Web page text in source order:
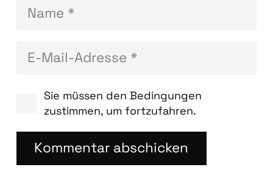
Sie müssen den Bedingungen
zustimmen, um fortzufahren.
Kommentar abschicken